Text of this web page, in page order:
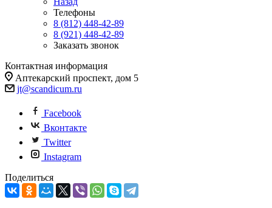
Телефоны
8 (812) 448-42-89
8 (921) 448-42-89
Заказать звонок
Контактная информация
Аптекарский проспект, дом 5
jt@scandicum.ru
Facebook
Вконтакте
Twitter
Instagram
Поделиться